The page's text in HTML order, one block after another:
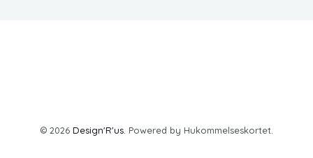
© 2026 Design'R'us . Powered by Hukommelseskortet.